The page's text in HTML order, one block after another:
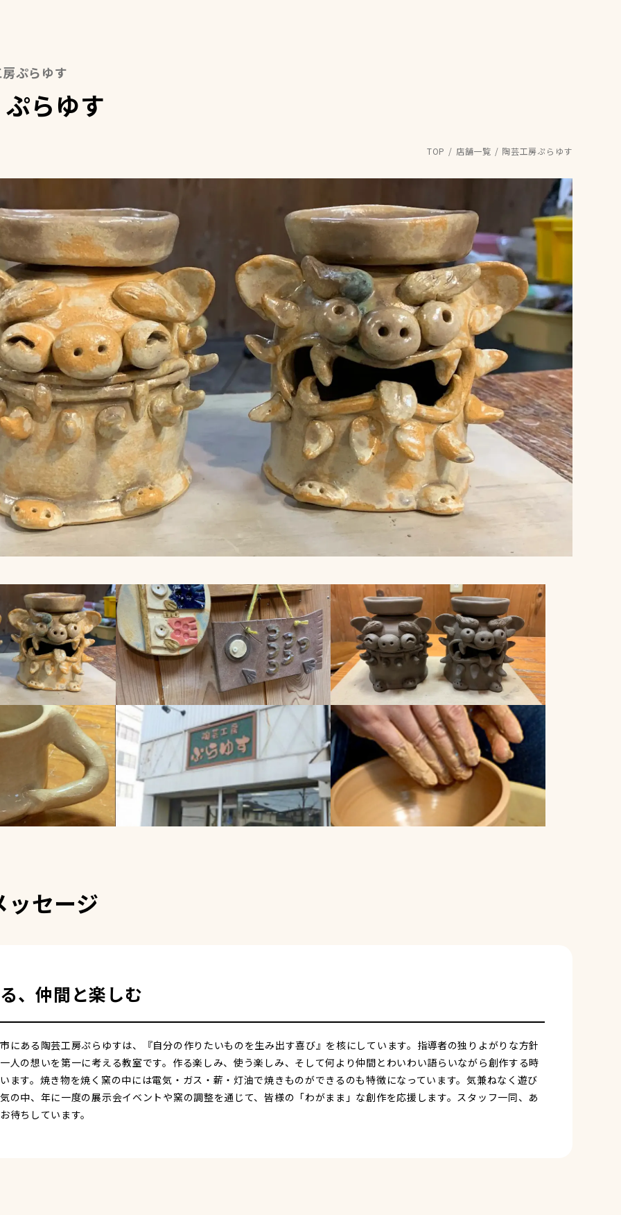
ぷらゆす
らゆす
TOP 店舗一覧 陶芸工房ぷらゆす
ッセージ
、仲間と楽しむ
にある陶芸工房ぷらゆすは、『自分の作りたいものを生み出す喜び』を核にしています。指導者の独りよがりな方針
人の想いを第一に考える教室です。作る楽しみ、使う楽しみ、そして何より仲間とわいわい語らいながら創作する時
ます。焼き物を焼く窯の中には電気・ガス・薪・灯油で焼きものができるのも特徴になっています。気兼ねなく遊び
の中、年に一度の展示会イベントや窯の調整を通じて、皆様の「わがまま」な創作を応援します。スタッフ一同、あ
待ちしています。